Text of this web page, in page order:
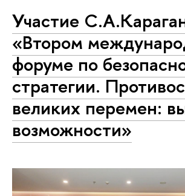
Участие
«Втором
форуме по
стратегии.
великих перемен:
возможности»